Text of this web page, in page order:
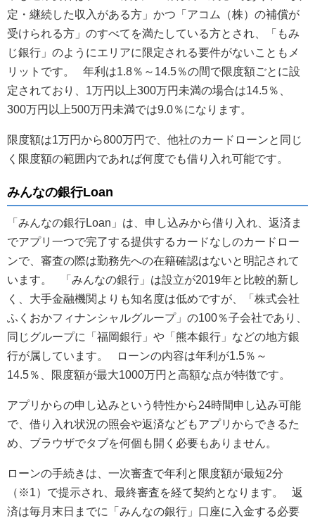
定・継続した収入がある方」かつ「アコム（株）の補償が
受けられる方」のすべてを満たしている方とされ、「もみ
じ銀行」のようにエリアに限定される要件がないこともメ
リットです。 年利は1.8％～14.5％の間で限度額ごとに設
定されており、1万円以上300万円未満の場合は14.5％、
300万円以上500万円未満では9.0％になります。
限度額は1万円から800万円で、他社のカードローンと同じ
く限度額の範囲内であれば何度でも借り入れ可能です。
みんなの銀行Loan
「みんなの銀行Loan」は、申し込みから借り入れ、返済ま
でアプリ一つで完了する提供するカードなしのカードロー
ンで、審査の際は勤務先への在籍確認はないと明記されて
います。 「みんなの銀行」は設立が2019年と比較的新し
く、大手金融機関よりも知名度は低めですが、「株式会社
ふくおかフィナンシャルグループ」の100％子会社であり、
同じグループに「福岡銀行」や「熊本銀行」などの地方銀
行が属しています。 ローンの内容は年利が1.5％～
14.5％、限度額が最大1000万円と高額な点が特徴です。
アプリからの申し込みという特性から24時間申し込み可能
で、借り入れ状況の照会や返済などもアプリからできるた
め、ブラウザでタブを何個も開く必要もありません。
ローンの手続きは、一次審査で年利と限度額が最短2分
（※1）で提示され、最終審査を経て契約となります。 返
済は毎月末日までに「みんなの銀行」口座に入金する必要